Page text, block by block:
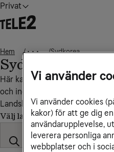
Privat
Hem • • • Sydkorea
Sydkorea
Här kan du se vad det kostar
och inom Sydkorea.
Landskod: +82
Välj land
Vi använder
Vi använder cookies
kakor) för att ge dig
användarupplevelse,
leverera personliga
webbplatser och i